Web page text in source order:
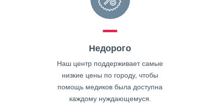
Недорого
Наш центр поддерживает самые
низкие цены по городу, чтобы
помощь медиков была доступна
каждому нуждающемуся.